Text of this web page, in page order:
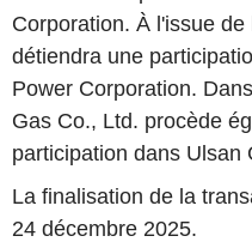
Corporation. À l'issue
détiendra une
Power Corporation.
Gas Co., Ltd. procède
participation dans Ulsan
La finalisation de la
24 décembre 2025.